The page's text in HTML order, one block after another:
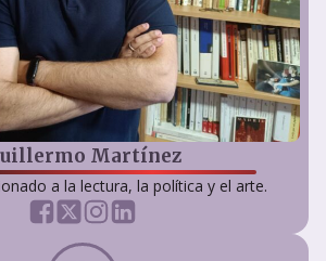
Martínez
a la lectura, la política y el arte.